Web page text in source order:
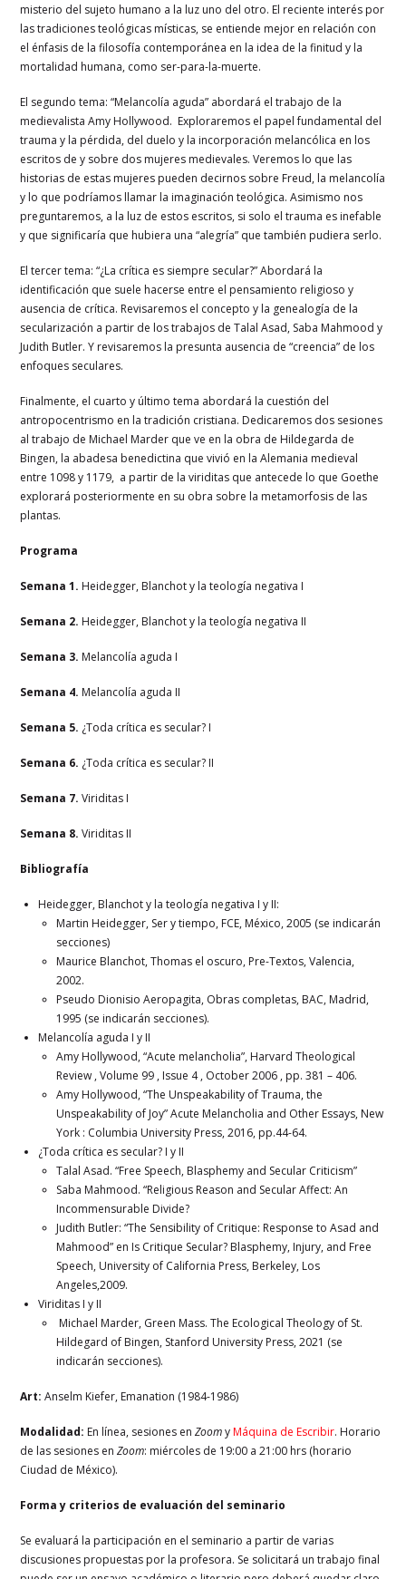
misterio del sujeto humano a la luz uno del otro. El reciente interés por
las tradiciones teológicas místicas, se entiende mejor en relación con
el énfasis de la filosofía contemporánea en la idea de la finitud y la
mortalidad humana, como ser-para-la-muerte.
El segundo tema: “Melancolía aguda” abordará el trabajo de la
medievalista Amy Hollywood. Exploraremos el papel fundamental del
trauma y la pérdida, del duelo y la incorporación melancólica en los
escritos de y sobre dos mujeres medievales. Veremos lo que las
historias de estas mujeres pueden decirnos sobre Freud, la melancolía
y lo que podríamos llamar la imaginación teológica. Asimismo nos
preguntaremos, a la luz de estos escritos, si solo el trauma es inefable
y que significaría que hubiera una “alegría” que también pudiera serlo.
El tercer tema: “¿La crítica es siempre secular?” Abordará la
identificación que suele hacerse entre el pensamiento religioso y
ausencia de crítica. Revisaremos el concepto y la genealogía de la
secularización a partir de los trabajos de Talal Asad, Saba Mahmood y
Judith Butler. Y revisaremos la presunta ausencia de “creencia” de los
enfoques seculares.
Finalmente, el cuarto y último tema abordará la cuestión del
antropocentrismo en la tradición cristiana. Dedicaremos dos sesiones
al trabajo de Michael Marder que ve en la obra de Hildegarda de
Bingen, la abadesa benedictina que vivió en la Alemania medieval
entre 1098 y 1179, a partir de la viriditas que antecede lo que Goethe
explorará posteriormente en su obra sobre la metamorfosis de las
plantas.
Programa
Semana 1. Heidegger, Blanchot y la teología negativa I
Semana 2. Heidegger, Blanchot y la teología negativa II
Semana 3. Melancolía aguda I
Semana 4. Melancolía aguda II
Semana 5. ¿Toda crítica es secular? I
Semana 6. ¿Toda crítica es secular? II
Semana 7. Viriditas I
Semana 8. Viriditas II
Bibliografía
Heidegger, Blanchot y la teología negativa I y II:
Martin Heidegger, Ser y tiempo, FCE, México, 2005 (se indicarán
secciones)
Maurice Blanchot, Thomas el oscuro, Pre-Textos, Valencia,
2002.
Pseudo Dionisio Aeropagita, Obras completas, BAC, Madrid,
1995 (se indicarán secciones).
Melancolía aguda I y II
Amy Hollywood, “Acute melancholia”, Harvard Theological
Review , Volume 99 , Issue 4 , October 2006 , pp. 381 – 406.
Amy Hollywood, “The Unspeakability of Trauma, the
Unspeakability of Joy” Acute Melancholia and Other Essays, New
York : Columbia University Press, 2016, pp.44-64.
¿Toda crítica es secular? I y II
Talal Asad. “Free Speech, Blasphemy and Secular Criticism”
Saba Mahmood. “Religious Reason and Secular Affect: An
Incommensurable Divide?
Judith Butler: “The Sensibility of Critique: Response to Asad and
Mahmood” en Is Critique Secular? Blasphemy, Injury, and Free
Speech, University of California Press, Berkeley, Los
Angeles,2009.
Viriditas I y II
Michael Marder, Green Mass. The Ecological Theology of St.
Hildegard of Bingen, Stanford University Press, 2021 (se
indicarán secciones).
Art: Anselm Kiefer, Emanation (1984-1986)
Modalidad: En línea, sesiones enZoomyMáquina de Escribir. Horario
de las sesiones enZoom: miércoles de 19:00 a 21:00 hrs (horario
Ciudad de México).
Forma y criterios de evaluación del seminario
Se evaluará la participación en el seminario a partir de varias
discusiones propuestas por la profesora. Se solicitará un trabajo final